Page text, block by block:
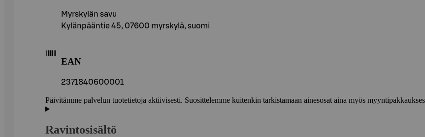
Myrskylän savu
Kylänpääntie 45, 07600 myrskylä, suomi
EAN
2371840600001
Päivitämme palvelun tuotetietoja aktiivisesti. Suosittelemme kuitenkin tarkistamaan ainesosat aina myös
Ravintosisältö